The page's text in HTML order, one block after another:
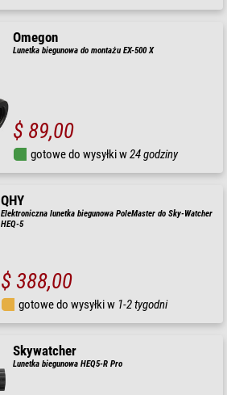
Omegon
Lunetka biegunowa do montażu EX-500 X
$ 89,00
gotowe do wysyłki w24 godziny
QHY
Elektroniczna lunetka biegunowa PoleMaster do Sky-Watcher
HEQ-5
$ 388,00
gotowe do wysyłki w 1-2 tygodni
Skywatcher
Lunetka biegunowa HEQ5-R Pro